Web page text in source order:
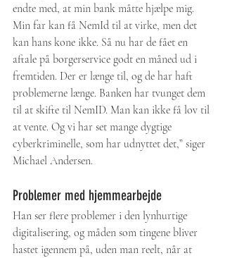
endte med, at min bank måtte hjælpe mig.
Min far kan få NemId til at virke, men det
kan hans kone ikke. Så nu har de fået en
aftale på borgerservice godt en måned ud i
fremtiden. Der er længe til, og de har haft
problemerne længe. Banken har tvunget dem
til at skifte til NemID. Man kan ikke få lov til
at vente. Og vi har set mange dygtige
cyberkriminelle, som har udnyttet det,” siger
Michael Andersen.
Problemer med hjemmearbejde
Han ser flere problemer i den lynhurtige
digitalisering, og måden som tingene bliver
hastet igennem på, uden man reelt, når at